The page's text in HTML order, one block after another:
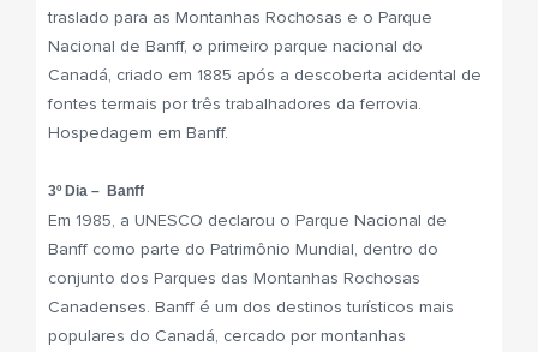
traslado para as Montanhas Rochosas e o Parque
Nacional de Banff, o primeiro parque nacional do
Canadá, criado em 1885 após a descoberta acidental de
fontes termais por três trabalhadores da ferrovia.
Hospedagem em Banff.
3º Dia – Banff
Em 1985, a UNESCO declarou o Parque Nacional de
Banff como parte do Patrimônio Mundial, dentro do
conjunto dos Parques das Montanhas Rochosas
Canadenses. Banff é um dos destinos turísticos mais
populares do Canadá, cercado por montanhas